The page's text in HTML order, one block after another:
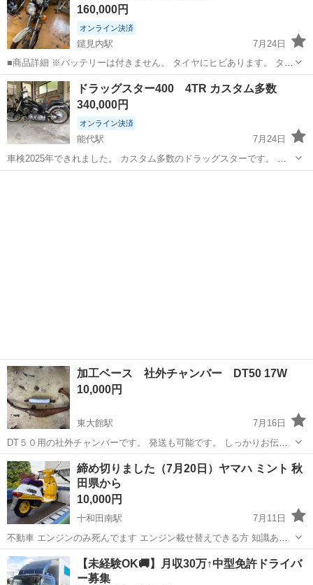
160,000円
オンライン決済
鑓見内駅
7月24日
■商品詳細 ※バッテリーは付きません。 タイヤにヒビあります。 タン
ク内はたいへん綺麗でした。 その他、見落としがあるかもしれません
が、現状優先とさせていただきます。 登録できる書類をお付けしま
す。 保障期間等設けていませ...
秋田 大仙市 鑓見内駅
ドラッグスター400 4TR カスタム多数
340,000円
オンライン決済
能代駅
7月24日
車検2025年できれました。 カスタム多数のドラッグスターです。 平
成12年 ライト、ミラー、ワイドハンドル、フロントフォーク、マフラ
加工ベース 社外チャンバー DT50 17W
10,000円
東大館駅
7月16日
DT５０用の社外チャンバーです。 発送も可能です。 しっかりお伝え
したいこともありますので説明文を最後までお読みください。 ・他車
に加工流用するために以前オークションにて入手したものになりま
す。 ・入手時の説明...
秋田 大館市 東大館駅 ヤマハ 17W
締め切りました（7月20日）ヤマハ ミント 秋
田県から
10,000円
十和田南駅
7月11日
不動車 エンジンのみ死んでます エンジン載せ替えできる方 知識ある
方 鑑賞用にも良き 引渡しもしくは引き取りのみ 多少の値下げも考え
ます
秋田 鹿角郡 十和田南駅 ヤマハ
【未経験OK🚚】月収30万↑中型免許ドライバ
ー募集